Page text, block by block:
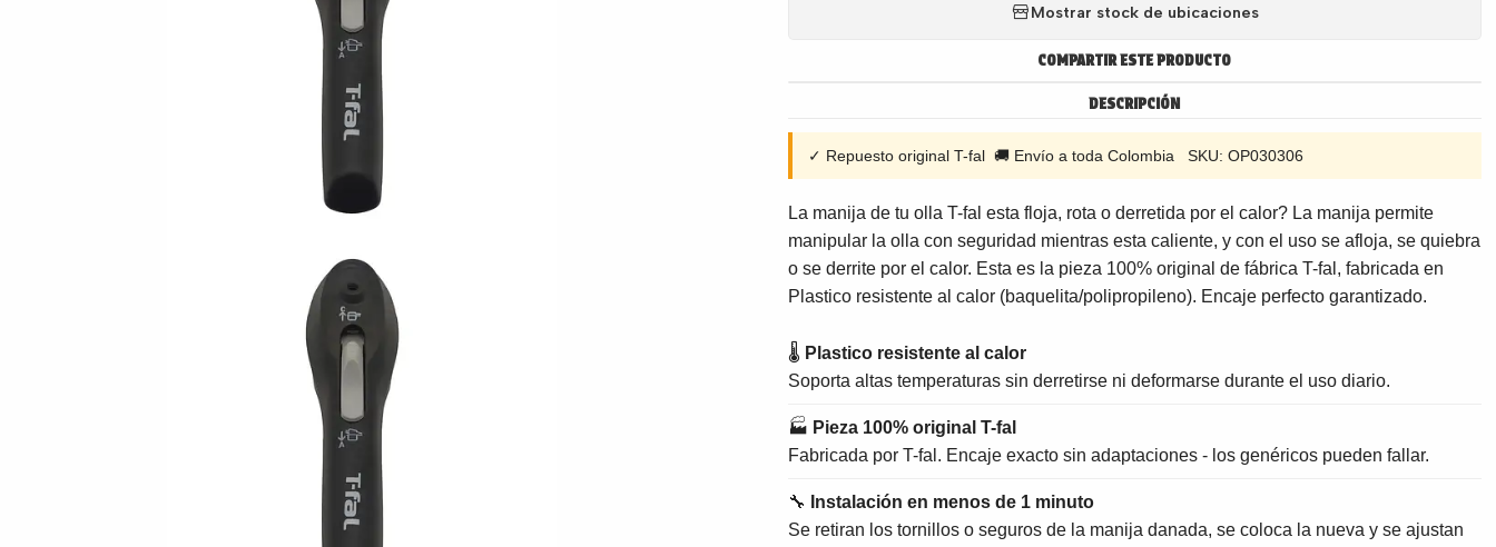
Mostrar stock de ubicaciones
COMPARTIR ESTE PRODUCTO
DESCRIPCIÓN
✓ Repuesto original T-fal 🚚 Envío a toda Colombia SKU: OP030306
La manija de tu olla T-fal esta floja, rota o derretida por el calor? La manija permite
manipular la olla con seguridad mientras esta caliente, y con el uso se afloja, se quiebra
o se derrite por el calor. Esta es la pieza 100% original de fábrica T-fal, fabricada en
Plastico resistente al calor (baquelita/polipropileno). Encaje perfecto garantizado.
🌡 Plastico resistente al calor
Soporta altas temperaturas sin derretirse ni deformarse durante el uso diario.
🏭 Pieza 100% original T-fal
Fabricada por T-fal. Encaje exacto sin adaptaciones - los genéricos pueden fallar.
🔧
Instalación en menos de 1 minuto
Se retiran los tornillos o seguros de la manija danada, se coloca la nueva y se ajustan